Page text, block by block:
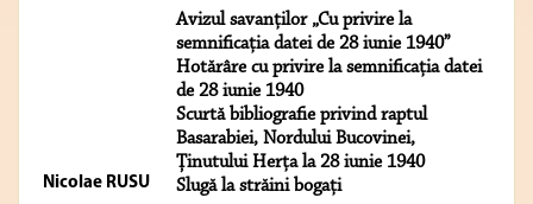
Avizul savanţilor „Cu privire la
semnificaţia datei de 28 iunie 1940”
Hotărâre cu privire la semnificaţia datei
de 28 iunie 1940
Scurtă bibliografie privind raptul
Basarabiei, Nordului Bucovinei,
Ţinutului Herţa la 28 iunie 1940
Nicolae RUSU Slugă la străini bogaţi